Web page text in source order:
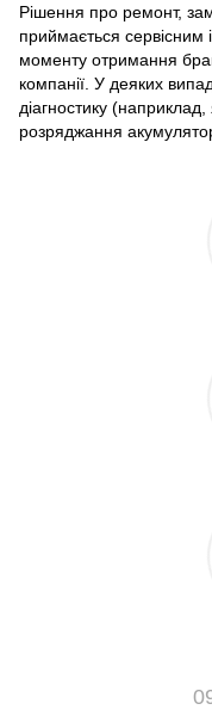
Рішення про ремонт,
приймається сервісним
моменту отримання
компанії. У деяких
діагностику
розряджання